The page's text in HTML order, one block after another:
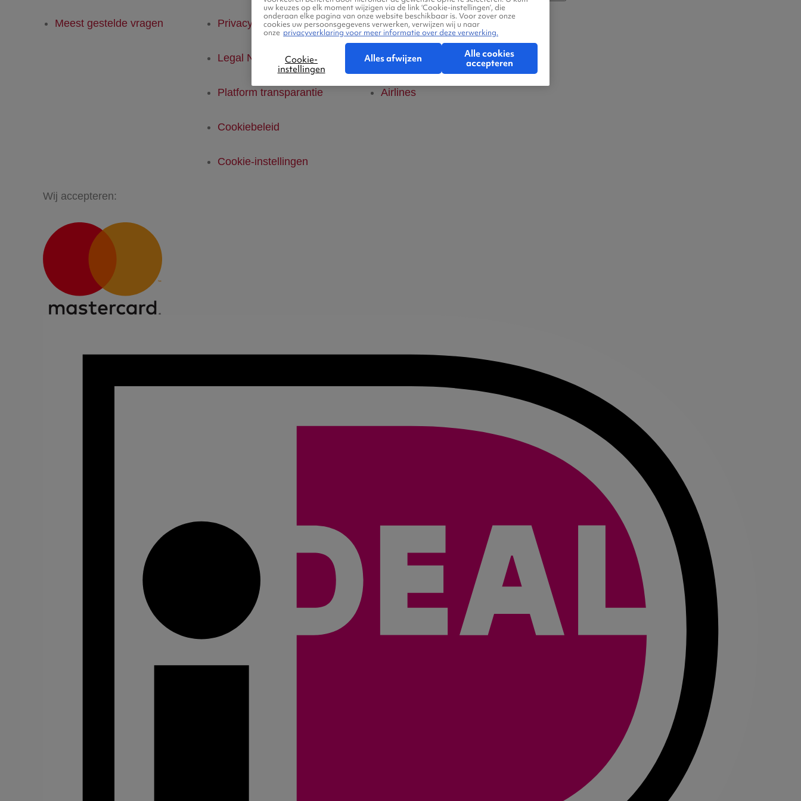
Meest gestelde vragen Privacyverklaring
Legal Notice
Platform transparantie
Cookiebeleid
Cookie-instellingen
Hotels
Vlucht + hotel
Airlines
Wij accepteren:
uw keuzes op elk moment wijzigen via de link ‘Cookie-instellingen’, die
onderaan elke pagina van onze website beschikbaar is. Voor zover onze
cookies uw persoonsgegevens verwerken, verwijzen wij u naar
onze privacyverklaring voor meer informatie over deze verwerking.
Cookie-
instellingen
Alles afwijzen
Alle cookies
accepteren